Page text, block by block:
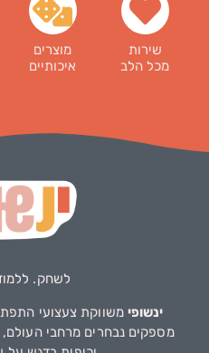
שירות
מכל הלב
מוצרים
איכותיים
לשחק.
ינשופי משווקת צעצועי
מספקים נבחרים מרחבי העולם,